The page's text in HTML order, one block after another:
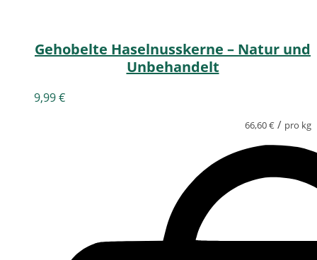
Gehobelte Haselnusskerne – Natur und
Unbehandelt
9,99€
66,60€ / pro kg